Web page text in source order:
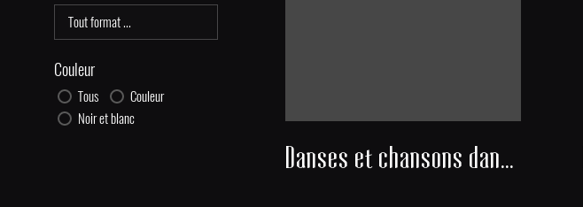
Couleur
Tous
Couleur
Noir et blanc
Danses et chansons dans un salon